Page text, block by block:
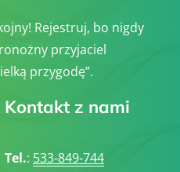
Rejestruj, bo nigdy
przyjaciel
przygodę”.
Kontakt z nami
Tel.: 533-849-744